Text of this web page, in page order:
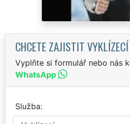
CHCETE ZAJISTIT
Vyplňte si formulář nebo nás
WhatsApp
Služba